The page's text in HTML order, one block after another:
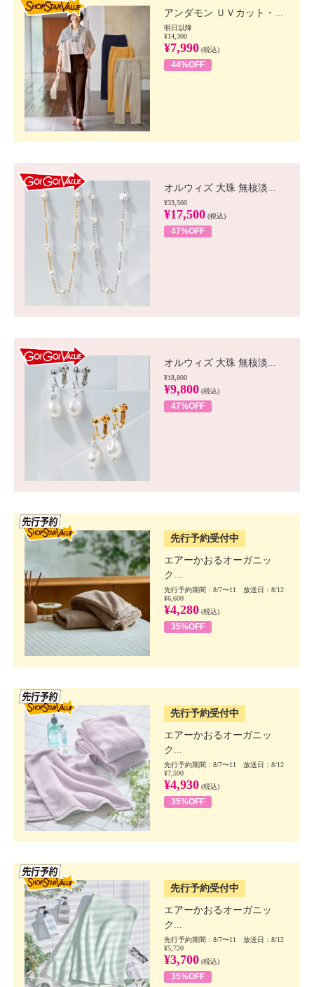
アンダモン ＵＶカット・...
明日以降
¥14,300
¥7,990 (税込)
44%OFF
オルウィズ 大珠 無核淡...
¥33,500
¥17,500 (税込)
47%OFF
オルウィズ 大珠 無核淡...
¥18,800
¥9,800 (税込)
47%OFF
先行予約受付中
エアーかおるオーガニッ
ク...
先行予約期間：8/7〜11 放送日：8/12
¥6,600
¥4,280 (税込)
35%OFF
先行予約受付中
エアーかおるオーガニッ
ク...
先行予約期間：8/7〜11 放送日：8/12
¥7,590
¥4,930 (税込)
35%OFF
先行予約受付中
エアーかおるオーガニッ
ク...
先行予約期間：8/7〜11 放送日：8/12
¥5,720
¥3,700 (税込)
35%OFF